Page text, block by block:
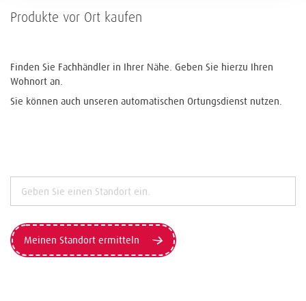
Produkte vor Ort kaufen
Finden Sie Fachhändler in Ihrer Nähe. Geben Sie hierzu Ihren
Wohnort an.
Sie können auch unseren automatischen Ortungsdienst nutzen.
Meinen Standort ermitteln